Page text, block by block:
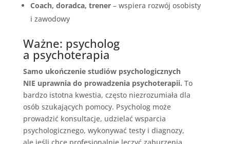
Coach, doradca, trener– wspiera rozwój osobisty
i zawodowy
Ważne: psycholog
a psychoterapia
Samo ukończenie studiów psychologicznych
NIE uprawnia do prowadzenia psychoterapii. To
bardzo istotna kwestia, często niezrozumiała dla
osób szukających pomocy. Psycholog może
prowadzić konsultacje, udzielać wsparcia
psychologicznego, wykonywać testy i diagnozy,